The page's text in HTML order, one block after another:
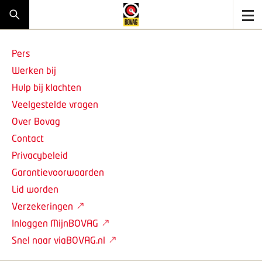
Pers
Werken bij
Hulp bij klachten
Veelgestelde vragen
Over Bovag
Contact
Privacybeleid
Garantievoorwaarden
Lid worden
Verzekeringen
Inloggen MijnBOVAG
Snel naar viaBOVAG.nl